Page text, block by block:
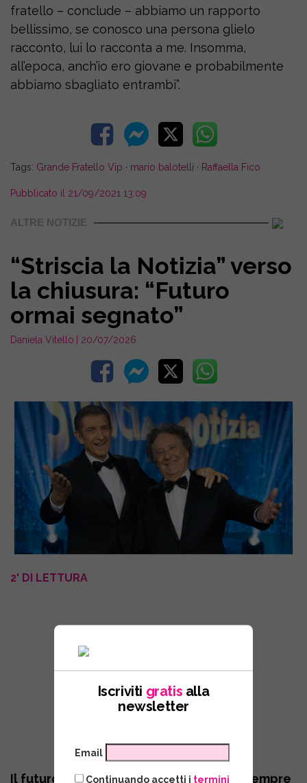
fratello – conclude – abbiamo un rapporto
bellissimo, se conosco una persona glielo
racconto, lui lo racconta a me. Insomma,
all’epoca, anch’io ero giovane e probabilmente
abbiamo sbagliato entrambi”.
Tags: Grande Fratello Vip · mario balotelli · Raffaella Fico
Pubblicato il 21/09/2021 13:09
ALTRE NOTIZIE
“Striscia la Notizia” verso
la chiusura: “Futuro
ormai segnato”
Daniela Vitello | 20/07/2026
2' DI LETTURA
Il futuro di “Striscia la Notizia” appare sempre
Iscriviti gratis alla
newsletter
Email
Continuando accetti i termini